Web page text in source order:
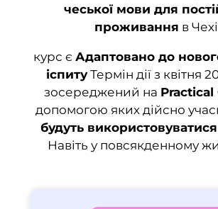
чеської мови для
проживання в
курс є Адаптовано до
іспитуТермін дії з квітня
зосереджений на Practical
допомогою яких дійсно
будуть використовуватися
Навіть у повсякденному